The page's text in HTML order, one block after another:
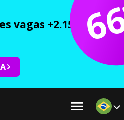
vagas +2.150 cursos